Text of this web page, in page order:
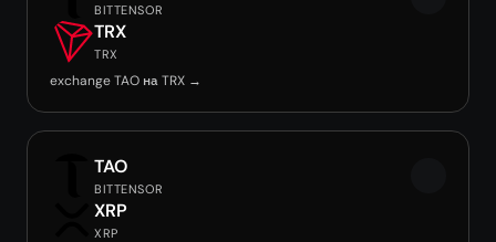
BITTENSOR
TRX
TRX
exchange TAO на TRX →
TAO
BITTENSOR
XRP
XRP